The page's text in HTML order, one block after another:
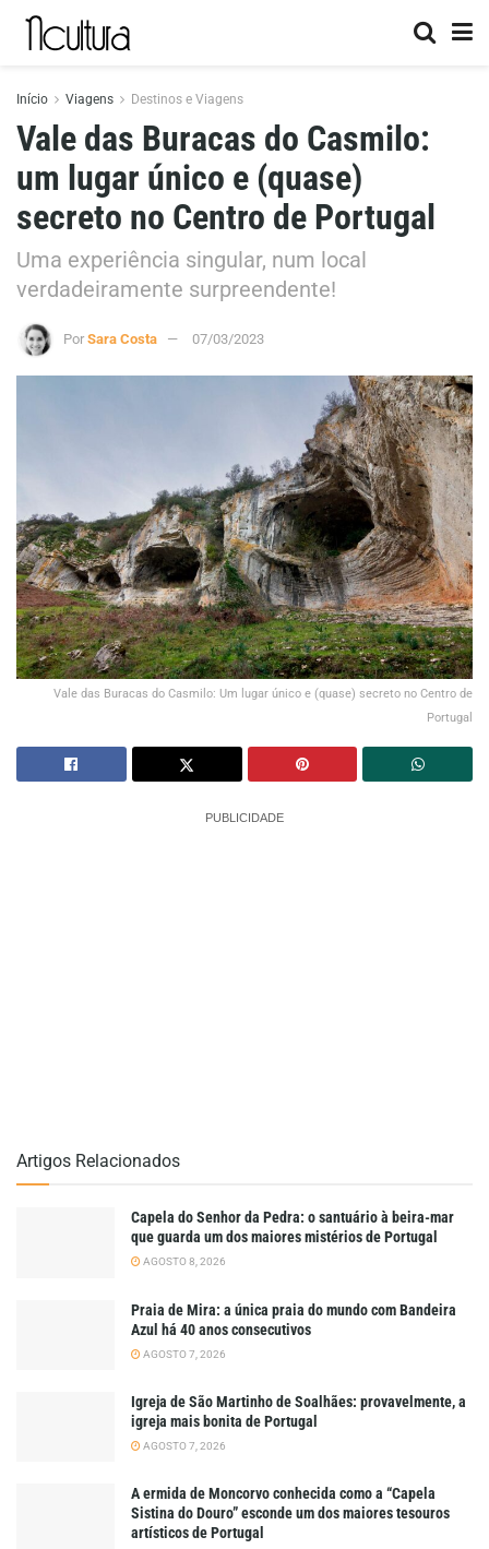
Início Viagens Destinos e Viagens
Vale das Buracas do Casmilo:
um lugar único e (quase)
secreto no Centro de Portugal
Uma experiência singular, num local
verdadeiramente surpreendente!
Por Sara Costa 07/03/2023
Vale das Buracas do Casmilo: Um lugar único e (quase) secreto no Centro de
Portugal
PUBLICIDADE
Artigos Relacionados
Capela do Senhor da Pedra: o santuário à beira-mar
que guarda um dos maiores mistérios de Portugal
AGOSTO 8, 2026
Praia de Mira: a única praia do mundo com Bandeira
Azul há 40 anos consecutivos
AGOSTO 7, 2026
Igreja de São Martinho de Soalhães: provavelmente, a
igreja mais bonita de Portugal
AGOSTO 7, 2026
A ermida de Moncorvo conhecida como a “Capela
Sistina do Douro” esconde um dos maiores tesouros
artísticos de Portugal